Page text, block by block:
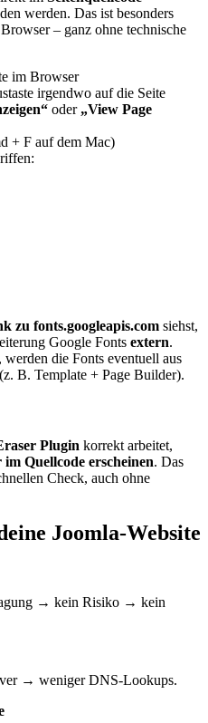
werden. Das ist besonders
– ganz ohne technische
im Browser
irgendwo auf die Seite
oder „View Page
+ F auf dem Mac)
zu fonts.googleapis.com siehst,
Google Fonts extern.
die Fonts eventuell aus
B. Template + Page Builder).
Plugin korrekt arbeitet,
Quellcode erscheinen. Das
Check, auch ohne
Joomla-Website
→ kein Risiko → kein
→ weniger DNS-Lookups.